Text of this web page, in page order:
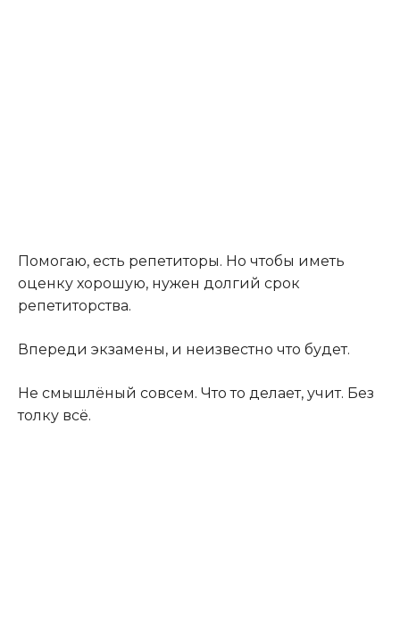
Помогаю, есть репетиторы. Но чтобы иметь
оценку хорошую, нужен долгий срок
репетиторства.
Впереди экзамены, и неизвестно что будет.
Не смышлёный совсем. Что то делает, учит. Без
толку всё.